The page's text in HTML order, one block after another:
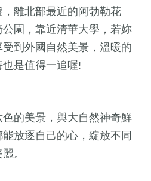
離北部最近的阿勃勒花
園，靠近清華大學，若妳
到外國自然美景，溫暖的
是值得一追喔!
的美景，與大自然神奇鮮
放逐自己的心，綻放不同
。